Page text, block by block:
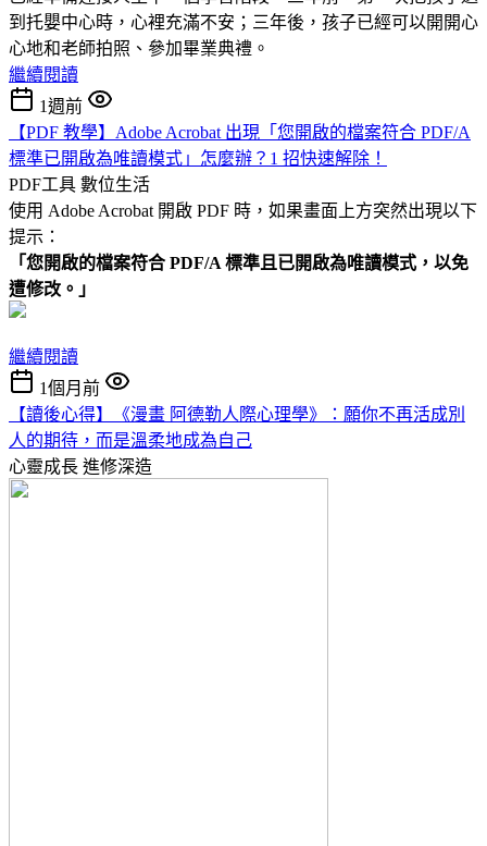
到托嬰中心時，心裡充滿不安；三年後，孩子已經可以開開心
心地和老師拍照、參加畢業典禮。
繼續閱讀
1週前
【PDF 教學】Adobe Acrobat 出現「您開啟的檔案符合 PDF/A
標準已開啟為唯讀模式」怎麼辦？1 招快速解除！
PDF工具 數位生活
使用 Adobe Acrobat 開啟 PDF 時，如果畫面上方突然出現以下
提示：
「您開啟的檔案符合 PDF/A 標準且已開啟為唯讀模式，以免
遭修改。」
繼續閱讀
1個月前
【讀後心得】《漫畫 阿德勒人際心理學》：願你不再活成別
人的期待，而是溫柔地成為自己
心靈成長 進修深造